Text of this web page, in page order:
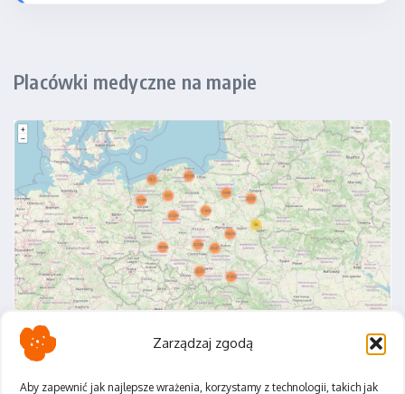
Zarządzaj zgodą
Aby zapewnić jak najlepsze wrażenia, korzystamy z technologii, takich jak
Placówki medyczne na mapie